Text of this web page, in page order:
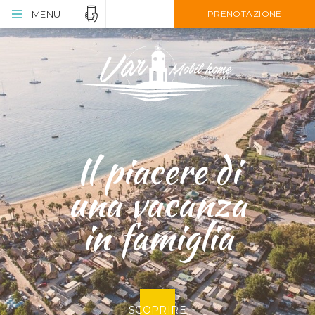
MENU PRENOTAZIONE
Il piacere di
una vacanza
in famiglia
SCOPRIRE